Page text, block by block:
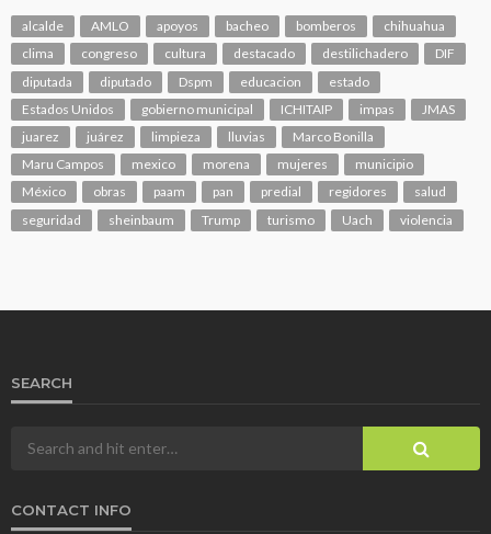
alcalde AMLO apoyos bacheo bomberos
chihuahua
clima
congreso cultura destacado destilichadero
DIF
diputada
diputado Dspm educacion
estado
Estados Unidos
gobierno municipal ICHITAIP impas
JMAS
juarez
juárez limpieza lluvias
Marco Bonilla
Maru Campos
mexico morena mujeres
municipio
México
obras paam pan predial regidores
salud
seguridad
sheinbaum Trump turismo Uach violencia
SEARCH
CONTACT INFO